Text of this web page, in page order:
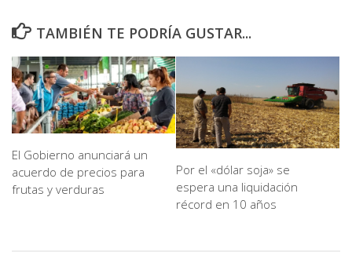
TAMBIÉN TE PODRÍA GUSTAR...
El Gobierno anunciará un
acuerdo de precios para
frutas y verduras
Por el «dólar soja» se
espera una liquidación
récord en 10 años